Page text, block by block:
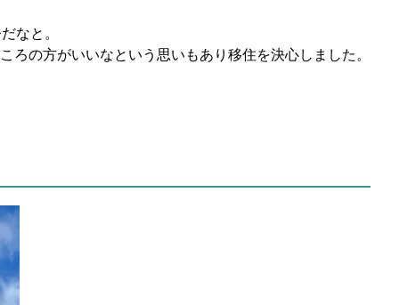
なと。
の方がいいなという思いもあり移住を決心しました。